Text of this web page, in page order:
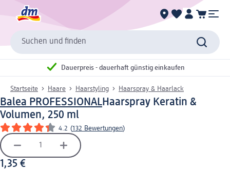
Suchen und finden
Dauerpreis - dauerhaft günstig einkaufen
Startseite Haare Haarstyling Haarspray & Haarlack
Balea PROFESSIONALHaarspray Keratin &
Volumen, 250 ml
4.2 (132 Bewertungen)
1,35 €